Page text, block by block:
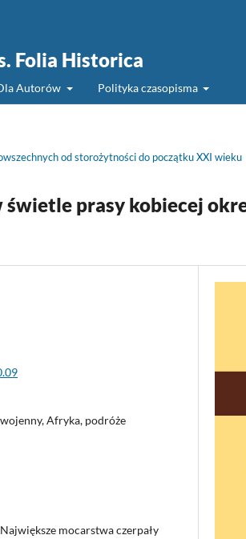
Folia Historica
Autorów Polityka czasopisma
od storożytności do początku XXI wieku
prasy kobiecej
Afryka, podróże
mocarstwa czerpały